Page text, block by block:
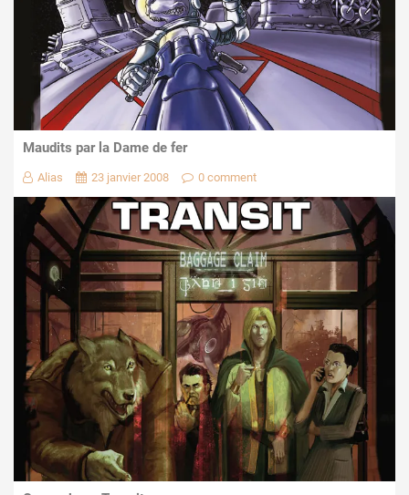
Maudits par la Dame de fer
Alias 23 janvier 2008 0 comment